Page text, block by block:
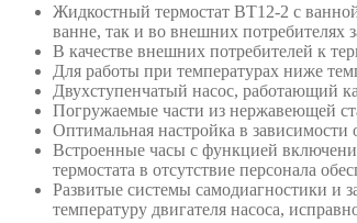
Жидкостный термостат ВТ12-2 с
ванне, так и во внешних потребителях
В качестве внешних потребителей к
Для работы при температурах ниже
Двухступенчатый насос, работающий
Погружаемые части из нержавеющей
Оптимальная настройка в
Встроенные часы с функцией
термостата в отсутствие персонала
Развитые системы самодиагностики и
температуру двигателя насоса,